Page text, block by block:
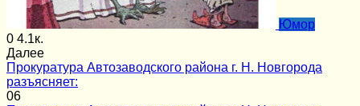
Юмор
0 4.1к.
Далее
Прокуратура Автозаводского района г. Н. Новгорода
разъясняет:
06